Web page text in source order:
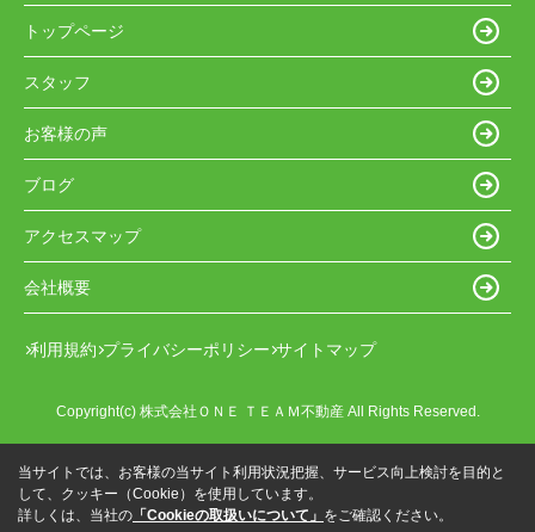
トップページ
スタッフ
お客様の声
ブログ
アクセスマップ
会社概要
利用規約 プライバシーポリシー サイトマップ
Copyright(c) 株式会社ＯＮＥ ＴＥＡＭ不動産 All Rights Reserved.
当サイトでは、お客様の当サイト利用状況把握、サービス向上検討を目的と
して、クッキー（Cookie）を使用しています。
詳しくは、当社の 「Cookieの取扱いについて」 をご確認ください。